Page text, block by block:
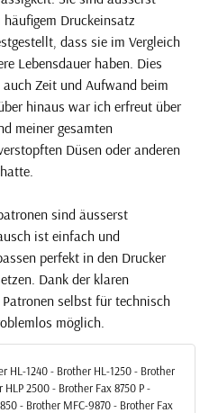
Druckeinsatz
dass sie im Vergleich
Lebensdauer haben. Dies
Zeit und Aufwand beim
hinaus war ich erfreut über
meiner gesamten
Düsen oder anderen
sind äusserst
ist einfach und
perfekt in den Drucker
Dank der klaren
selbst für technisch
möglich.
HL-1240 - Brother HL-1250 - Brother
2500 - Brother Fax 8750 P -
- Brother MFC-9870 - Brother Fax